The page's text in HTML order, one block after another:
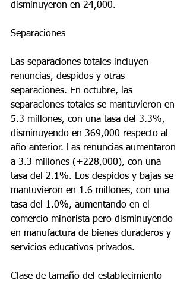
disminuyeron en 24,000.
Separaciones
Las separaciones totales incluyen
renuncias, despidos y otras
separaciones. En octubre, las
separaciones totales se mantuvieron en
5.3 millones, con una tasa del 3.3%,
disminuyendo en 369,000 respecto al
año anterior. Las renuncias aumentaron
a 3.3 millones (+228,000), con una
tasa del 2.1%. Los despidos y bajas se
mantuvieron en 1.6 millones, con una
tasa del 1.0%, aumentando en el
comercio minorista pero disminuyendo
en manufactura de bienes duraderos y
servicios educativos privados.
Clase de tamaño del establecimiento